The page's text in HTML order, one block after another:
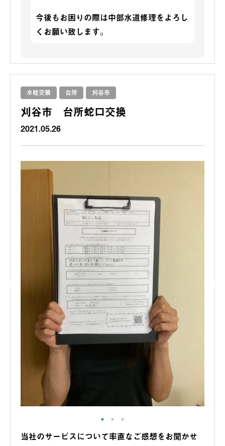
今後もお困りの際は中部水道修理をよろし
くお願い致します。
水栓交換 台所 刈谷市
刈谷市 台所蛇口交換
2021.05.26
当社のサービスについて率直なご感想をお聞かせ